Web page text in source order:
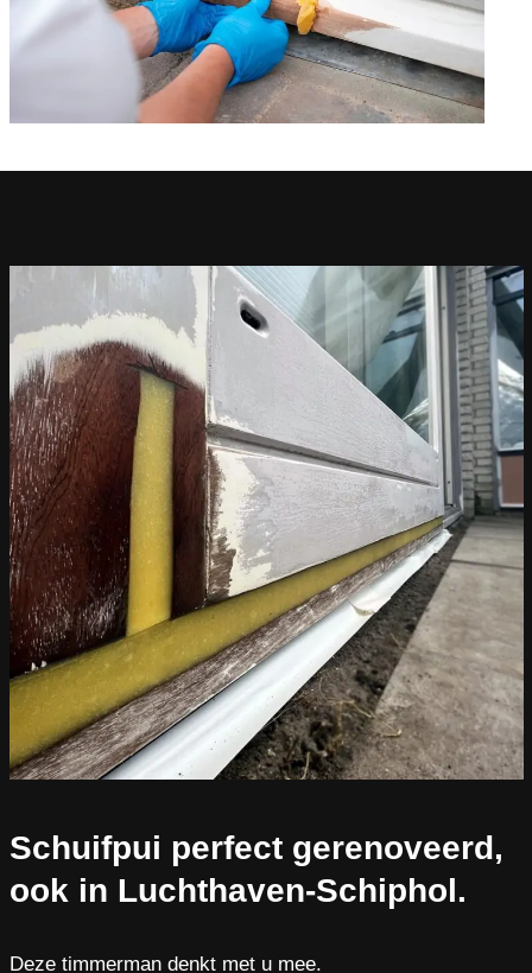
Schuifpui perfect gerenoveerd,
ook in Luchthaven-Schiphol.
Deze timmerman denkt met u mee.